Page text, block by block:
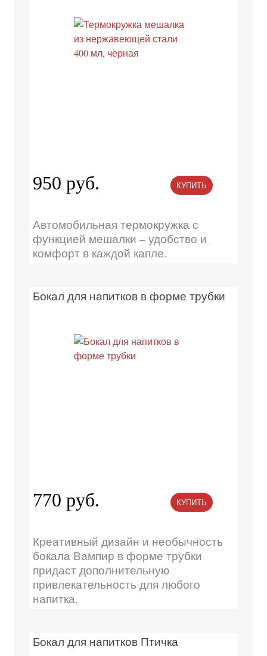
950 руб. КУПИТЬ
Автомобильная термокружка с
функцией мешалки – удобство и
комфорт в каждой капле.
Бокал для напитков в форме трубки
770 руб. КУПИТЬ
Креативный дизайн и необычность
бокала Вампир в форме трубки
придаст дополнительную
привлекательность для любого
напитка.
Бокал для напитков Птичка